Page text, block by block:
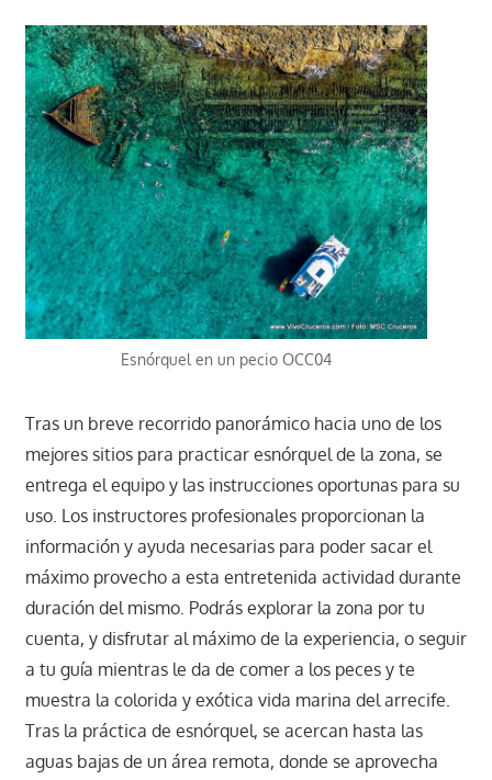
Esnórquel en un pecio OCC04
Tras un breve recorrido panorámico hacia uno de los
mejores sitios para practicar esnórquel de la zona, se
entrega el equipo y las instrucciones oportunas para su
uso. Los instructores profesionales proporcionan la
información y ayuda necesarias para poder sacar el
máximo provecho a esta entretenida actividad durante
duración del mismo. Podrás explorar la zona por tu
cuenta, y disfrutar al máximo de la experiencia, o seguir
a tu guía mientras le da de comer a los peces y te
muestra la colorida y exótica vida marina del arrecife.
Tras la práctica de esnórquel, se acercan hasta las
aguas bajas de un área remota, donde se aprovecha